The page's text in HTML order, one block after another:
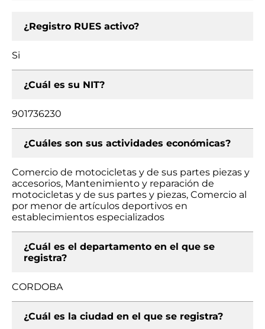
¿Registro RUES activo?
Si
¿Cuál es su NIT?
901736230
¿Cuáles son sus actividades económicas?
Comercio de motocicletas y de sus partes piezas y
accesorios, Mantenimiento y reparación de
motocicletas y de sus partes y piezas, Comercio al
por menor de artículos deportivos en
establecimientos especializados
¿Cuál es el departamento en el que se
registra?
CORDOBA
¿Cuál es la ciudad en el que se registra?